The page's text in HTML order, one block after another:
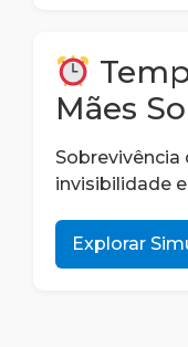
Mães
invisibilidade
Explorar